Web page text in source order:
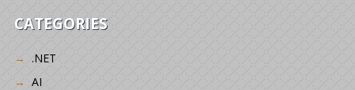
CATEGORIES
.NET
AI